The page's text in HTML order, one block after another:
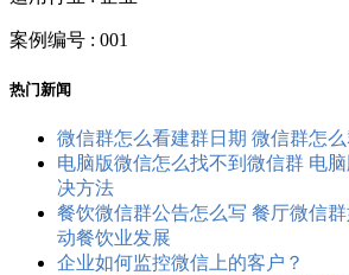
案例编号 : 001
热门新闻
微信群怎么看建群日期 微信群怎
电脑版微信怎么找不到微信群 电
决方法
餐饮微信群公告怎么写 餐厅微信
动餐饮业发展
企业如何监控微信上的客户？